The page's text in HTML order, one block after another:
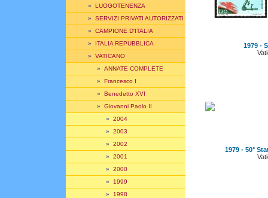
» LUOGOTENENZA
» SERVIZI PRIVATI AUTORIZZATI
» CAMPIONE D'ITALIA
» ITALIA REPUBBLICA
» VATICANO
» ANNATE COMPLETE
» Francesco I
» Benedetto XVI
» Giovanni Paolo II
» 2004
» 2003
» 2002
» 2001
» 2000
» 1999
» 1998
1979 -
1979 - 50°